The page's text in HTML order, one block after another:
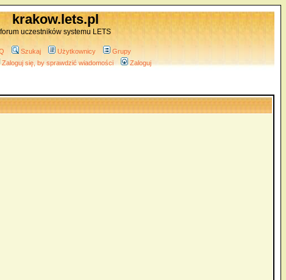
krakow.lets.pl
forum uczestników systemu LETS
Szukaj Użytkownicy
Grupy
Zaloguj się, by sprawdzić wiadomości Zaloguj